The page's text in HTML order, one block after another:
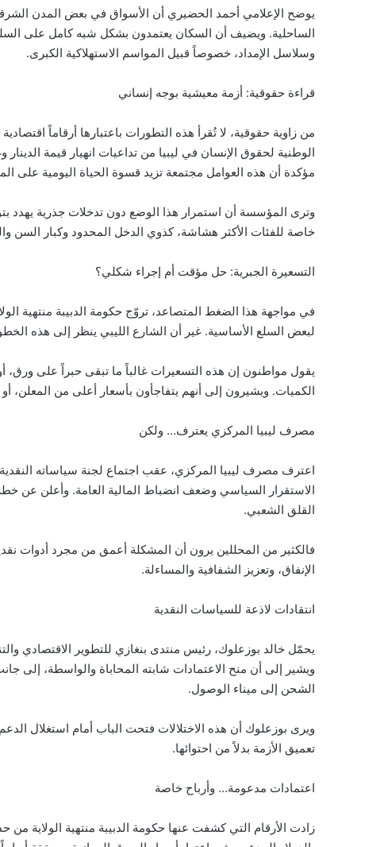
يوضح الإعلامي أحمد الحضيري أن الأسواق في بعض المدن
الساحلية. ويضيف أن السكان يعتمدون بشكل شبه كامل على السلع
وسلاسل الإمداد، خصوصاً قبيل المواسم الاستهلاكية الكبرى.
قراءة حقوقية: أزمة معيشية بوجه إنساني
من زاوية حقوقية، لا تُقرأ هذه التطورات باعتبارها أرقاماً
الوطنية لحقوق الإنسان في ليبيا من تداعيات انهيار قيمة الدينار
مؤكدة أن هذه العوامل مجتمعة تزيد قسوة الحياة اليومية
وترى المؤسسة أن استمرار هذا الوضع دون تدخلات جذرية
خاصة للفئات الأكثر هشاشة، كذوي الدخل المحدود وكبار السن
التسعيرة الجبرية: حل مؤقت أم إجراء شكلي؟
في مواجهة هذا الضغط المتصاعد، تروّج حكومة الدبيبة منتهية
لبعض السلع الأساسية. غير أن الشارع الليبي ينظر إلى هذه
يقول مواطنون إن هذه التسعيرات غالباً ما تبقى حبراً على ورق،
الكميات. ويشيرون إلى أنهم يتفاجأون بأسعار أعلى من المعلن،
مصرف ليبيا المركزي يعترف… ولكن
اعترف مصرف ليبيا المركزي، عقب اجتماع لجنة سياساته
الاستقرار السياسي وضعف انضباط المالية العامة. وأعلن عن
القلق الشعبي.
فالكثير من المحللين يرون أن المشكلة أعمق من مجرد أدوات
الإنفاق، وتعزيز الشفافية والمساءلة.
انتقادات لاذعة للسياسات النقدية
يحمّل خالد بوزعلوك، رئيس منتدى بنغازي للتطوير الاقتصادي
ويشير إلى أن منح الاعتمادات شابته المحاباة والواسطة، إلى
الشحن إلى ميناء الوصول.
ويرى بوزعلوك أن هذه الاختلالات فتحت الباب أمام استغلال
تعميق الأزمة بدلاً من احتوائها.
اعتمادات مدعومة… وأرباح خاصة
زادت الأرقام التي كشفت عنها حكومة الدبيبة منتهية الولاية